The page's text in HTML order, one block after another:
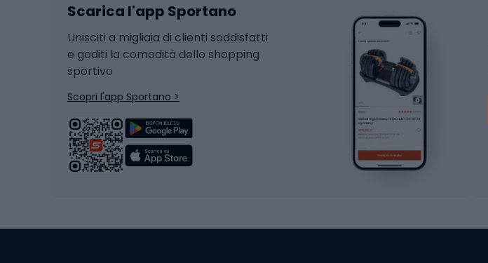
Sci di fondo
Hockey
Snowboard
Skitouring
Pattini da ghiaccio
Biciclette
Biciclette da strada
Sci da sci alpinismo
Scarponi da sci alpinismo
Bastoncini da sci alpinismo
Sci
Scarica l'app Sportano
Unisciti a migliaia di clienti soddisfatti
e goditi la comodità dello shopping
sportivo
Scopri l'app Sportano >